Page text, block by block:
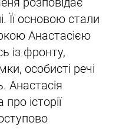
Її основою стали
Анастасією
із фронту,
особисті речі
Анастасія
історії